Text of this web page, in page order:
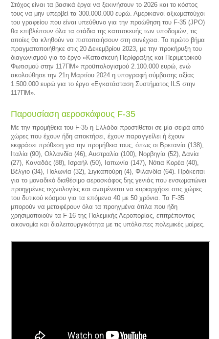
Στόχος είναι τα βασικά έργα να ξεκινήσουν το 2026 και το κόστος
τους να μην υπερβεί τα 300.000.000 ευρώ. Αμερικανοί αξιωματούχοι
του γραφείου που είναι υπεύθυνο για την προώθηση του F-35 (JPO)
θα επιβλέπουν όλα τα στάδια της κατασκευής των υποδομών, τις
οποίες θα κληθούν να πιστοποιήσουν στη συνέχεια. Το πρώτο βήμα
πραγματοποιήθηκε στις 20 Δεκεμβρίου 2023, με την προκήρυξη του
διαγωνισμού για το έργο «Κατασκευή Περίφραξης και Περιμετρικού
Φωτισμού στην 117ΠΜ» προϋπολογισμού 2.100.000 ευρώ, ενώ
ακολούθησε την 21η Μαρτίου 2024 η υπογραφή σύμβασης αξίας
1.500.000 ευρώ για το έργο «Εγκατάσταση Συστήματος ILS στην
117ΠΜ».
Παρουσίαση αεροσκάφους F-35
Με την προμήθεια του F-35 η Ελλάδα προστίθεται σε μία σειρά από
χώρες που έχουν ήδη αποκτήσει, έχουν παραγγείλει ή έχουν
εκφράσει πρόθεση για την προμήθεια τους, όπως οι Βρετανία (138),
Ιταλία (90), Ολλανδία (46), Αυστραλία (100), Νορβηγία (52), Δανία
(27), Καναδάς (88), Ισραήλ (50), Ιαπωνία (147), Νότια Κορέα (40),
Βέλγιο (34), Πολωνία (32), Σιγκαπούρη (4), Φιλανδία (64). Πρόκειται
για το μοναδικό διαθέσιμο αεροσκάφος 5ης γενιάς που ενσωματώνει
προηγμένες τεχνολογίες και αναμένεται να κυριαρχήσει στις χώρες
του δυτικού κόσμου για τα επόμενα 40 με 50 χρόνια. Τα F-35
μπορούν να μεταφέρουν όλα τα προηγμένα όπλα που ήδη
χρησιμοποιούν τα F-16 της Πολεμικής Αεροπορίας, επιτρέποντας
οικονομία και διαλειτουργικότητα με τις υπόλοιπες πολεμικές μοίρες.